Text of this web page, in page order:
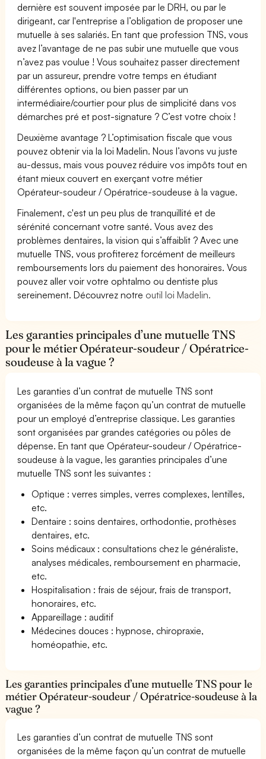
dernière est souvent imposée par le DRH, ou par le
dirigeant, car l'entreprise a l’obligation de proposer une
mutuelle à ses salariés. En tant que profession TNS, vous
avez l’avantage de ne pas subir une mutuelle que vous
n’avez pas voulue ! Vous souhaitez passer directement
par un assureur, prendre votre temps en étudiant
différentes options, ou bien passer par un
intermédiaire/courtier pour plus de simplicité dans vos
démarches pré et post-signature ? C’est votre choix !
Deuxième avantage ? L’optimisation fiscale que vous
pouvez obtenir via la loi Madelin. Nous l’avons vu juste
au-dessus, mais vous pouvez réduire vos impôts tout en
étant mieux couvert en exerçant votre métier
Opérateur-soudeur / Opératrice-soudeuse à la vague.
Finalement, c'est un peu plus de tranquillité et de
sérénité concernant votre santé. Vous avez des
problèmes dentaires, la vision qui s’affaiblit ? Avec une
mutuelle TNS, vous profiterez forcément de meilleurs
remboursements lors du paiement des honoraires. Vous
pouvez aller voir votre ophtalmo ou dentiste plus
sereinement. Découvrez notre outil loi Madelin.
Les garanties principales d’une mutuelle TNS
pour le métier Opérateur-soudeur / Opératrice-
soudeuse à la vague ?
Les garanties d’un contrat de mutuelle TNS sont
organisées de la même façon qu’un contrat de mutuelle
pour un employé d’entreprise classique. Les garanties
sont organisées par grandes catégories ou pôles de
dépense. En tant que Opérateur-soudeur / Opératrice-
soudeuse à la vague, les garanties principales d’une
mutuelle TNS sont les suivantes :
Optique : verres simples, verres complexes, lentilles,
etc.
Dentaire : soins dentaires, orthodontie, prothèses
dentaires, etc.
Soins médicaux : consultations chez le généraliste,
analyses médicales, remboursement en pharmacie,
etc.
Hospitalisation : frais de séjour, frais de transport,
honoraires, etc.
Appareillage : auditif
Médecines douces : hypnose, chiropraxie,
homéopathie, etc.
Les garanties principales d’une mutuelle TNS pour le
métier Opérateur-soudeur / Opératrice-soudeuse à la
vague ?
Les garanties d’un contrat de mutuelle TNS sont
organisées de la même façon qu’un contrat de mutuelle